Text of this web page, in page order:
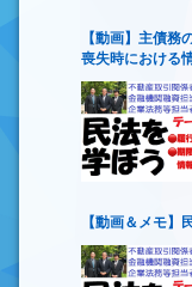
【動画】主債
喪失時における
【動画＆メモ